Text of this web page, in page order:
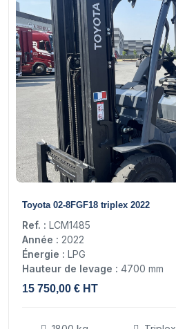
Toyota 02-8FGF18 triplex 2022
Ref. : LCM1485
Année : 2022
Énergie : LPG
Hauteur de levage : 4700 mm
15 750,00 € HT